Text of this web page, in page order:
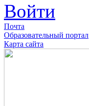
Войти
Почта
Образовательный портал
Карта сайта